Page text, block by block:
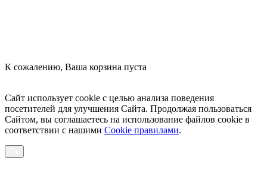
К сожалению, Ваша корзина пуста
Сайт использует cookie с целью анализа поведения
посетителей для улучшения Сайта. Продолжая пользоваться
Сайтом, вы соглашаетесь на использование файлов cookie в
соответствии с нашими Cookiе правилами.